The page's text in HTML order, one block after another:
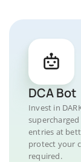
DCA Bot
Invest in
entries at
protect your
required.